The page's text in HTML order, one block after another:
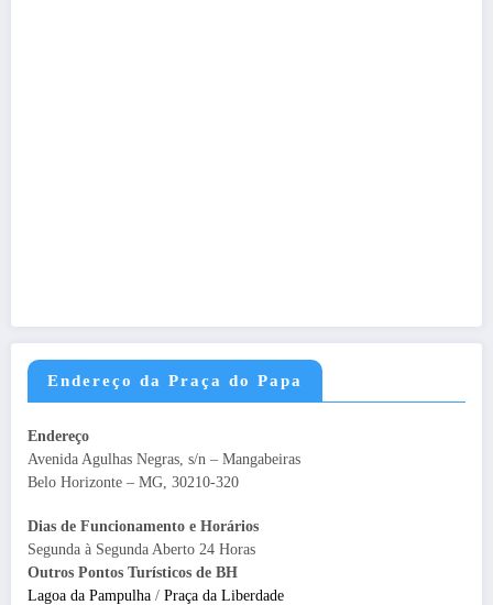
Endereço da Praça do Papa
Endereço
Avenida Agulhas Negras, s/n – Mangabeiras
Belo Horizonte – MG, 30210-320
Dias de Funcionamento e Horários
Segunda à Segunda Aberto 24 Horas
Outros Pontos Turísticos de BH
Lagoa da Pampulha / Praça da Liberdade